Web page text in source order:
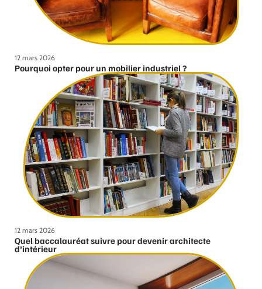
12 mars 2026
Pourquoi opter pour un mobilier industriel ?
12 mars 2026
Quel baccalauréat suivre pour devenir architecte
d’intérieur